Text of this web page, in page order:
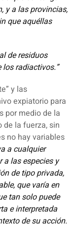
y a las provincias,
que aquéllas
de residuos
radiactivos.”
y las
expiatorio para
por medio de la
la fuerza, sin
no hay variables
a cualquier
a las especies y
de tipo privada,
que varía en
tan solo puede
e interpretada
de su acción.